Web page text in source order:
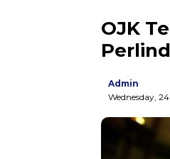
OJK
Admin
Wednesday,